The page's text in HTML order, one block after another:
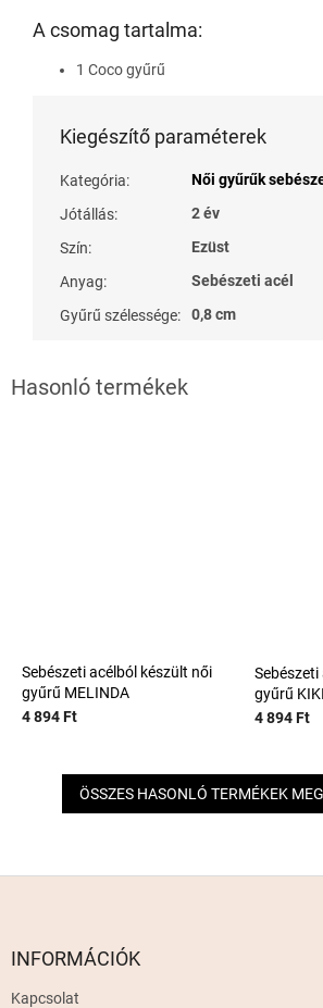
A csomag tartalma:
1 Coco gyűrű
Kiegészítő paraméterek
Kategória:
Női gyűrűk
Jótállás:
2 év
Szín:
Ezüst
Anyag:
Sebészeti acél
Gyűrű szélessége: 0,8 cm
Sebészeti acélból készült női
gyűrű MELINDA
4 894 Ft
gyűrű KIKI
4 894 Ft
ÖSSZES HASONLÓ TERMÉKEK
INFORMÁCIÓK
Kapcsolat